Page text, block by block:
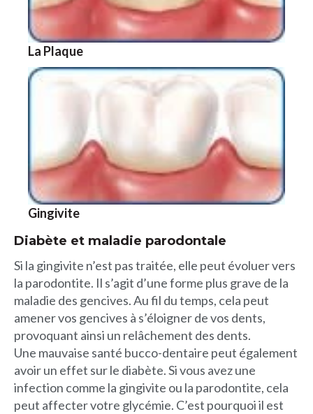
La Plaque
Gingivite
Diabète et maladie parodontale
Si la gingivite n’est pas traitée, elle peut évoluer vers
la parodontite. Il s’agit d’une forme plus grave de la
maladie des gencives. Au fil du temps, cela peut
amener vos gencives à s’éloigner de vos dents,
provoquant ainsi un relâchement des dents.
Une mauvaise santé bucco-dentaire peut également
avoir un effet sur le diabète. Si vous avez une
infection comme la gingivite ou la parodontite, cela
peut affecter votre glycémie. C’est pourquoi il est